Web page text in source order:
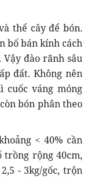
thể cây để bón.
bố bán kính cách
Vậy đào rãnh sâu
đất. Không nên
váng móng
bón phân theo
< 40% cần
rộng 40cm,
- 3kg/gốc, trộn